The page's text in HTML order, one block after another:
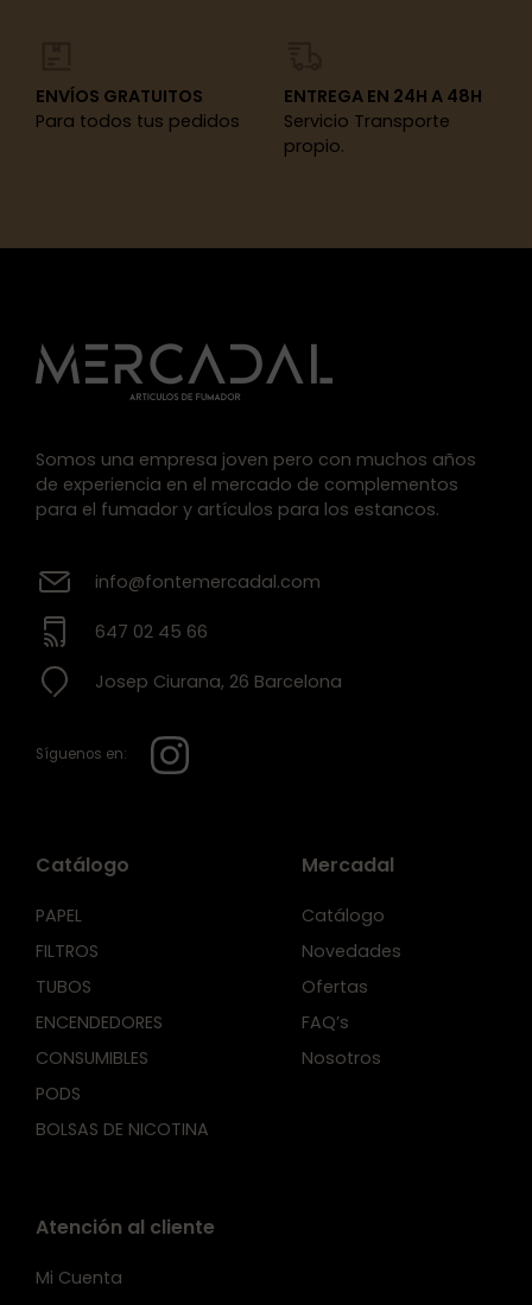
ENVÍOS GRATUITOS
Para todos tus pedidos
ENTREGA EN 24H A 48H
Servicio Transporte
propio.
Somos una empresa joven pero con muchos años
de experiencia en el mercado de complementos
para el fumador y artículos para los estancos.
info@fontemercadal.com
647 02 45 66
Josep Ciurana, 26 Barcelona
Síguenos en:
Catálogo
PAPEL
FILTROS
TUBOS
ENCENDEDORES
CONSUMIBLES
PODS
BOLSAS DE NICOTINA
Mercadal
Catálogo
Novedades
Ofertas
FAQ’s
Nosotros
Atención al cliente
Mi Cuenta